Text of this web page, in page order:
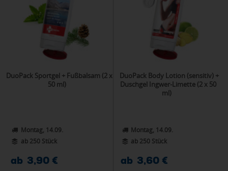
DuoPack Sportgel + Fußbalsam (2 x
50 ml)
Montag, 14.09.
ab 250 Stück
ab 3,90 €
DuoPack Body Lotion (sensitiv) +
Duschgel Ingwer-Limette (2 x 50
ml)
Montag, 14.09.
ab 250 Stück
ab 3,60 €